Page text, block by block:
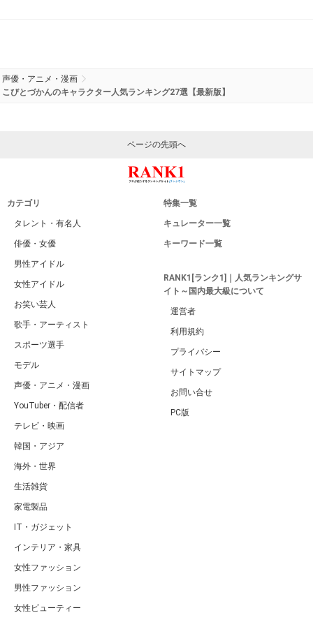
声優・アニメ・漫画
こびとづかんのキャラクター人気ランキング27選【最新版】
ページの先頭へ
カテゴリ
タレント・有名人
俳優・女優
男性アイドル
女性アイドル
お笑い芸人
歌手・アーティスト
スポーツ選手
モデル
声優・アニメ・漫画
YouTuber・配信者
テレビ・映画
韓国・アジア
海外・世界
生活雑貨
家電製品
IT・ガジェット
インテリア・家具
女性ファッション
男性ファッション
女性ビューティー
特集一覧
キュレーター一覧
キーワード一覧
RANK1[ランク1]｜人気ランキングサ
イト～国内最大級について
運営者
利用規約
プライバシー
サイトマップ
お問い合せ
PC版